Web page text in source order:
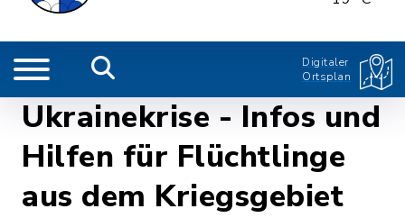
Digitaler
Ortsplan
Ukrainekrise - Infos und
Hilfen für Flüchtlinge
aus dem Kriegsgebiet